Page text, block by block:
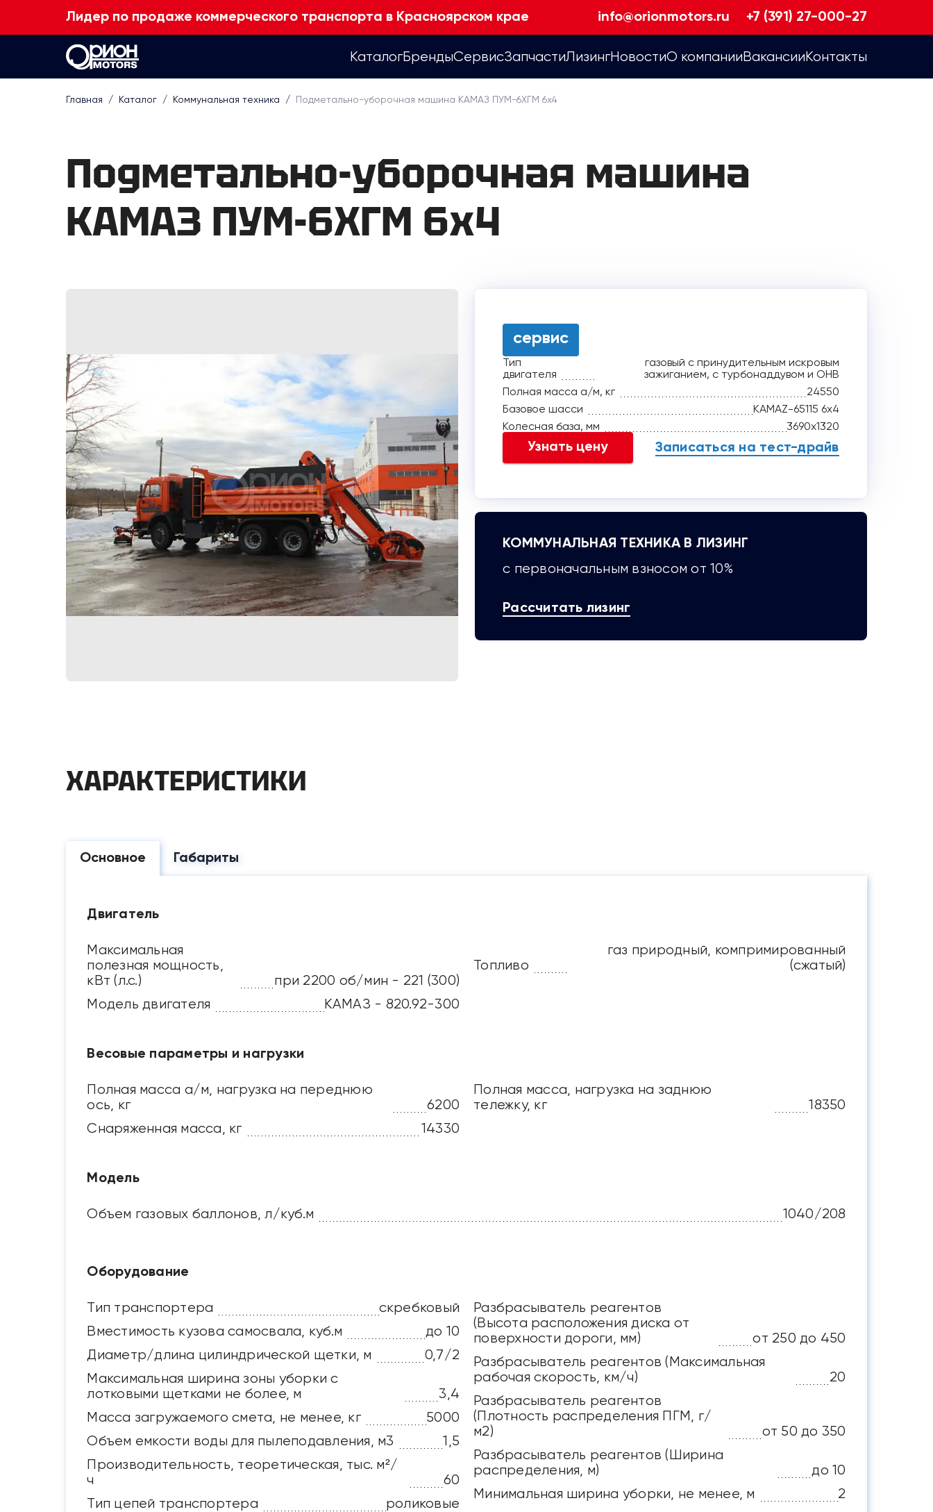
Лидер по продаже коммерческого транспорта в Красноярском крае info@orionmotors.ru +7 (391) 27-000-27
КаталогБрендыСервисЗапчастиЛизингНовостиО компанииВакансииКонтакты
Главная / Каталог / Коммунальная техника / Подметально-уборочная машина КАМАЗ ПУМ-6ХГМ 6х4
Подметально-уборочная машина
КАМАЗ ПУМ-6ХГМ 6х4
сервис
Тип
двигателя
газовый с принудительным искровым
зажиганием, с турбонаддувом и ОНВ
Полная масса а/м, кг
24550
Базовое шасси
KAMAZ-65115 6x4
Колесная база, мм
3690x1320
Узнать цену Записаться на тест-драйв
КОММУНАЛЬНАЯ ТЕХНИКА В ЛИЗИНГ
с первоначальным взносом от 10%
Рассчитать лизинг
ХАРАКТЕРИСТИКИ
Основное Габариты
Двигатель
Максимальная
полезная мощность,
кВт (л.с.)
при 2200 об/мин - 221 (300)
Модель двигателя
КАМАЗ - 820.92-300
Топливо
газ природный, компримированный
(сжатый)
Весовые параметры и нагрузки
Полная масса а/м, нагрузка на переднюю
ось, кг
6200
Снаряженная масса, кг
14330
Полная масса, нагрузка на заднюю
тележку, кг
18350
Модель
Объем газовых баллонов, л/куб.м 1040/208
Оборудование
Тип транспортера
скребковый
Вместимость кузова самосвала, куб.м
до 10
Диаметр/длина цилиндрической щетки, м
0,7/2
Максимальная ширина зоны уборки с
лотковыми щетками не более, м
3,4
Масса загружаемого смета, не менее, кг
5000
Объем емкости воды для пылеподавления, м3
1,5
Производительность, теоретическая, тыс. м²/
ч
60
Тип цепей транспортера
роликовые
Разбрасыватель реагентов
(Высота расположения диска от
поверхности дороги, мм)
от 250 до 450
Разбрасыватель реагентов (Максимальная
рабочая скорость, км/ч)
20
Разбрасыватель реагентов
(Плотность распределения ПГМ, г/
м2)
от 50 до 350
Разбрасыватель реагентов (Ширина
распределения, м)
до 10
Минимальная ширина уборки, не менее, м
2